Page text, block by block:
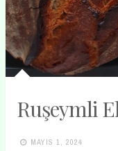
Ruşeymli
MAYIS 1, 2024